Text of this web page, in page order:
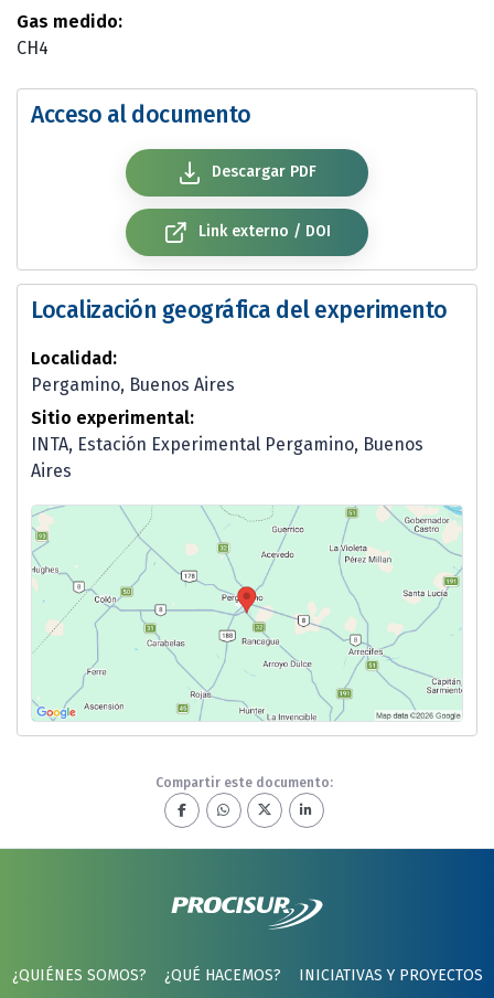
Gas medido:
CH4
Acceso al documento
Descargar PDF
Link externo / DOI
Localización geográfica del experimento
Localidad:
Pergamino, Buenos Aires
Sitio experimental:
INTA, Estación Experimental Pergamino, Buenos
Aires
Compartir este documento:
¿QUIÉNES SOMOS? ¿QUÉ HACEMOS? INICIATIVAS Y PROYECTOS